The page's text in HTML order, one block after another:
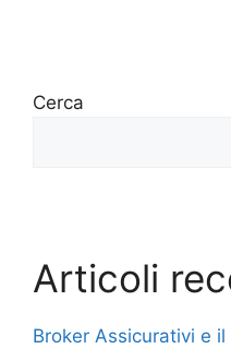
Cerca
Articoli
Broker Assicurativi e